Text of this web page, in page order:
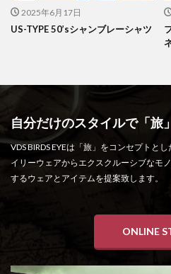
2025年6月17日
US-TYPE 50’sシャンブレーシャツ
自分だけのスタイルで「旅
VDS BIRDS EYEは「旅」をコンセプトと
イリーウェアからエクスクルーシブなモ
するウェアとアイテムを提案致します。
ONLINE